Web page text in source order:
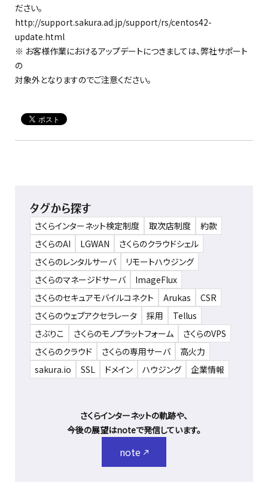
ださい。
http://support.sakura.ad.jp/support/rs/centos42-
update.html
※ お客様作業におけるアップデートにつきましては、弊社サポート
の
対象外となりますのでご注意ください。
タグから探す
さくらインターネット検定制度 取次店制度
約款
さくらのAI
LGWAN
さくらのクラウドシェル
さくらのレンタルサーバ
リモートハウジング
さくらのマネージドサーバ
ImageFlux
さくらのセキュアモバイルコネクト
Arukas
CSR
さくらのウェブアクセラレータ
採用
Tellus
さぶりこ
さくらのモノプラットフォーム
さくらのVPS
さくらのクラウド
さくらの専用サーバ
高火力
sakura.io
SSL ドメイン ハウジング 企業情報
さくらインターネットの軌跡や、
今後の展望はnoteで発信しています。
note